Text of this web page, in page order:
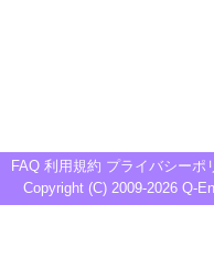
FAQ 利用規約 プライバシーポ
Copyright (C) 2009-2026 Q-